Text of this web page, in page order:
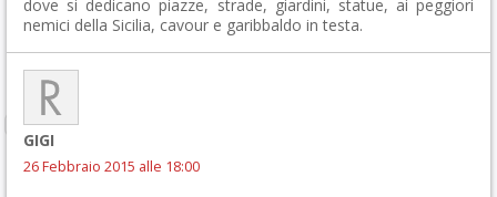
dove si dedicano piazze, strade, giardini, statue, ai peggiori
nemici della Sicilia, cavour e garibbaldo in testa.
GIGI
26 Febbraio 2015 alle 18:00